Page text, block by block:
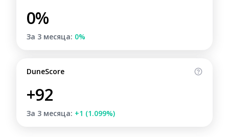
0%
За 3 месяца: 0%
DuneScore
+92
За 3 месяца: +1 (1.099%)